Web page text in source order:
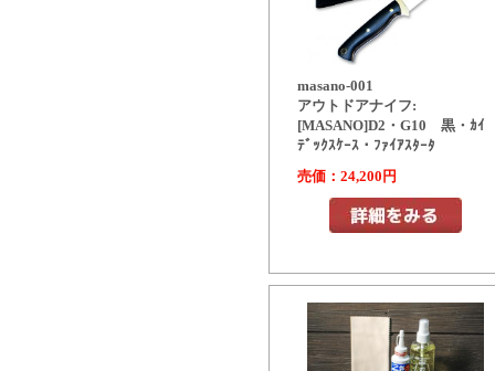
masano-001
アウトドアナイフ:
[MASANO]D2・G10 黒・ｶｲ
ﾃﾞｯｸｽｹｰｽ・ﾌｧｲｱｽﾀｰﾀ
売価：24,200円